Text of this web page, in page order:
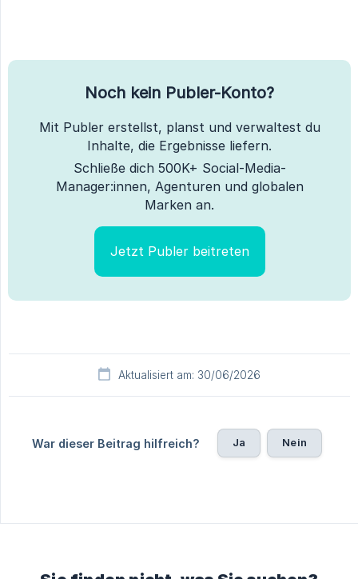
Noch kein Publer-Konto?
Mit Publer erstellst, planst und verwaltest du
Inhalte, die Ergebnisse liefern.
Schließe dich 500K+ Social-Media-
Manager:innen, Agenturen und globalen
Marken an.
Jetzt Publer beitreten
Aktualisiert am: 30/06/2026
War dieser Beitrag hilfreich? Ja Nein